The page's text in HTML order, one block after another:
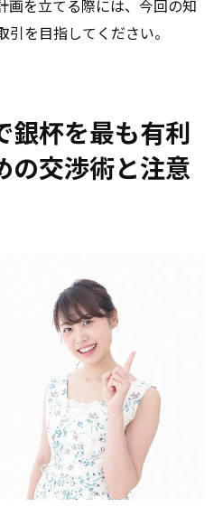
画を立てる際には、今回の知
を目指してください。
銀杯を最も有利
の交渉術と注意